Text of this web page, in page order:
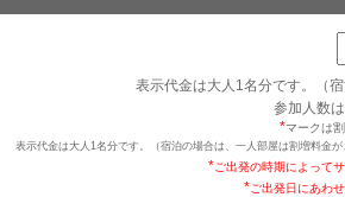
表示代金は大人1名分です。（
参加人数は
*マークは
表示代金は大人1名分です。（宿泊の場合は、一人部屋は割増料金
*ご出発の時期によって
*ご出発日にあわ